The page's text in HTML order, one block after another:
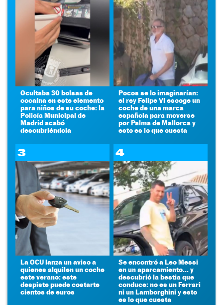
Ocultaba 30 bolsas de
cocaína en este elemento
para niños de su coche: la
Policía Municipal de
Madrid acabó
descubriéndola
Pocos se lo imaginarían:
el rey Felipe VI escoge un
coche de una marca
española para moverse
por Palma de Mallorca y
esto es lo que cuesta
3
La OCU lanza un aviso a
quienes alquilen un coche
este verano: este
despiste puede costarte
cientos de euros
4
Se encontró a Leo Messi
en un aparcamiento... y
descubrió la bestia que
conduce: no es un Ferrari
ni un Lamborghini y esto
es lo que cuesta